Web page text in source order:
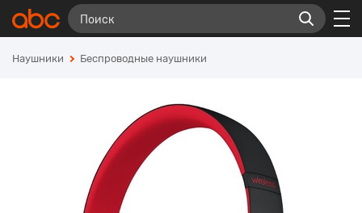
Наушники Беспроводные наушники